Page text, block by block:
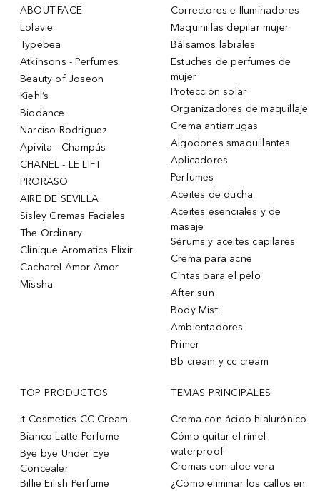
ABOUT-FACE
Lolavie
Typebea
Atkinsons - Perfumes
Beauty of Joseon
Kiehl’s
Biodance
Narciso Rodriguez
Apivita - Champús
CHANEL - LE LIFT
PRORASO
AIRE DE SEVILLA
Sisley Cremas Faciales
The Ordinary
Clinique Aromatics Elixir
Cacharel Amor Amor
Missha
Correctores e Iluminadores
Maquinillas depilar mujer
Bálsamos labiales
Estuches de perfumes de
mujer
Protección solar
Organizadores de maquillaje
Crema antiarrugas
Algodones smaquillantes
Aplicadores
Perfumes
Aceites de ducha
Aceites esenciales y de
masaje
Sérums y aceites capilares
Crema para acne
Cintas para el pelo
After sun
Body Mist
Ambientadores
Primer
Bb cream y cc cream
TOP PRODUCTOS
it Cosmetics CC Cream
Bianco Latte Perfume
Bye bye Under Eye
Concealer
Billie Eilish Perfume
TEMAS PRINCIPALES
Crema con ácido hialurónico
Cómo quitar el rímel
waterproof
Cremas con aloe vera
¿Cómo eliminar los callos en